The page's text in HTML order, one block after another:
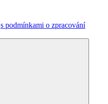
s podmínkami o zpracování